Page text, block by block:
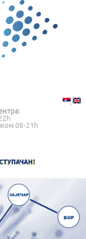
08-21h